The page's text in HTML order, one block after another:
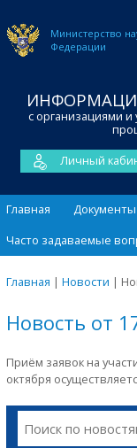
Министерство
Федерации
с организациями
Личный
Главная
Часто задаваемые
Главная | Новости |
Новость от
Приём заявок на
октября